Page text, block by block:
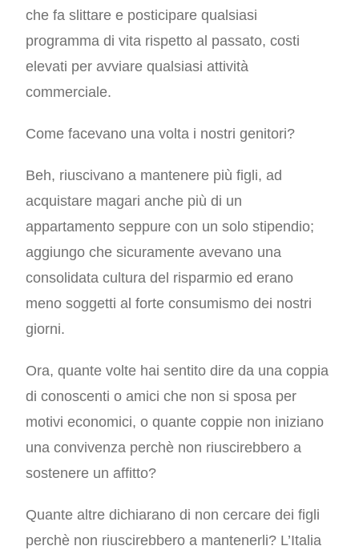
che fa slittare e posticipare qualsiasi
programma di vita rispetto al passato, costi
elevati per avviare qualsiasi attività
commerciale.
Come facevano una volta i nostri genitori?
Beh, riuscivano a mantenere più figli, ad
acquistare magari anche più di un
appartamento seppure con un solo stipendio;
aggiungo che sicuramente avevano una
consolidata cultura del risparmio ed erano
meno soggetti al forte consumismo dei nostri
giorni.
Ora, quante volte hai sentito dire da una coppia
di conoscenti o amici che non si sposa per
motivi economici, o quante coppie non iniziano
una convivenza perchè non riuscirebbero a
sostenere un affitto?
Quante altre dichiarano di non cercare dei figli
perchè non riuscirebbero a mantenerli? L’Italia